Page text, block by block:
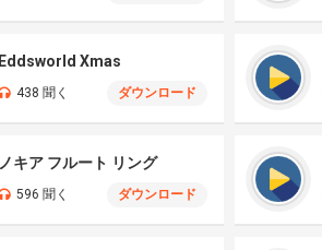
Eddsworld Xmas
438 聞く ダウンロード
ノキア フルート リング
596 聞く ダウンロード